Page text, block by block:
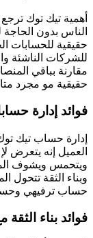
أهمية تيك توك
الناس بدون
حقيقية للحسابات
للشركات الناشئة
مقارنة بباقي
حقيقية مو مجرد
فوائد إدارة
إدارة حساب تيك
العميل إنه يتعرض
ويتحمس ويشوف
وبناء الثقة تتحول
حساب ترفيهي
فوائد بناء الثقة